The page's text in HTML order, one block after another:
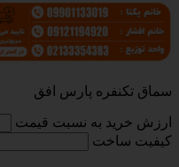
سماق تکنفره پارس افق
ارزش خرید به نسبت قیمت
کیفیت ساخت